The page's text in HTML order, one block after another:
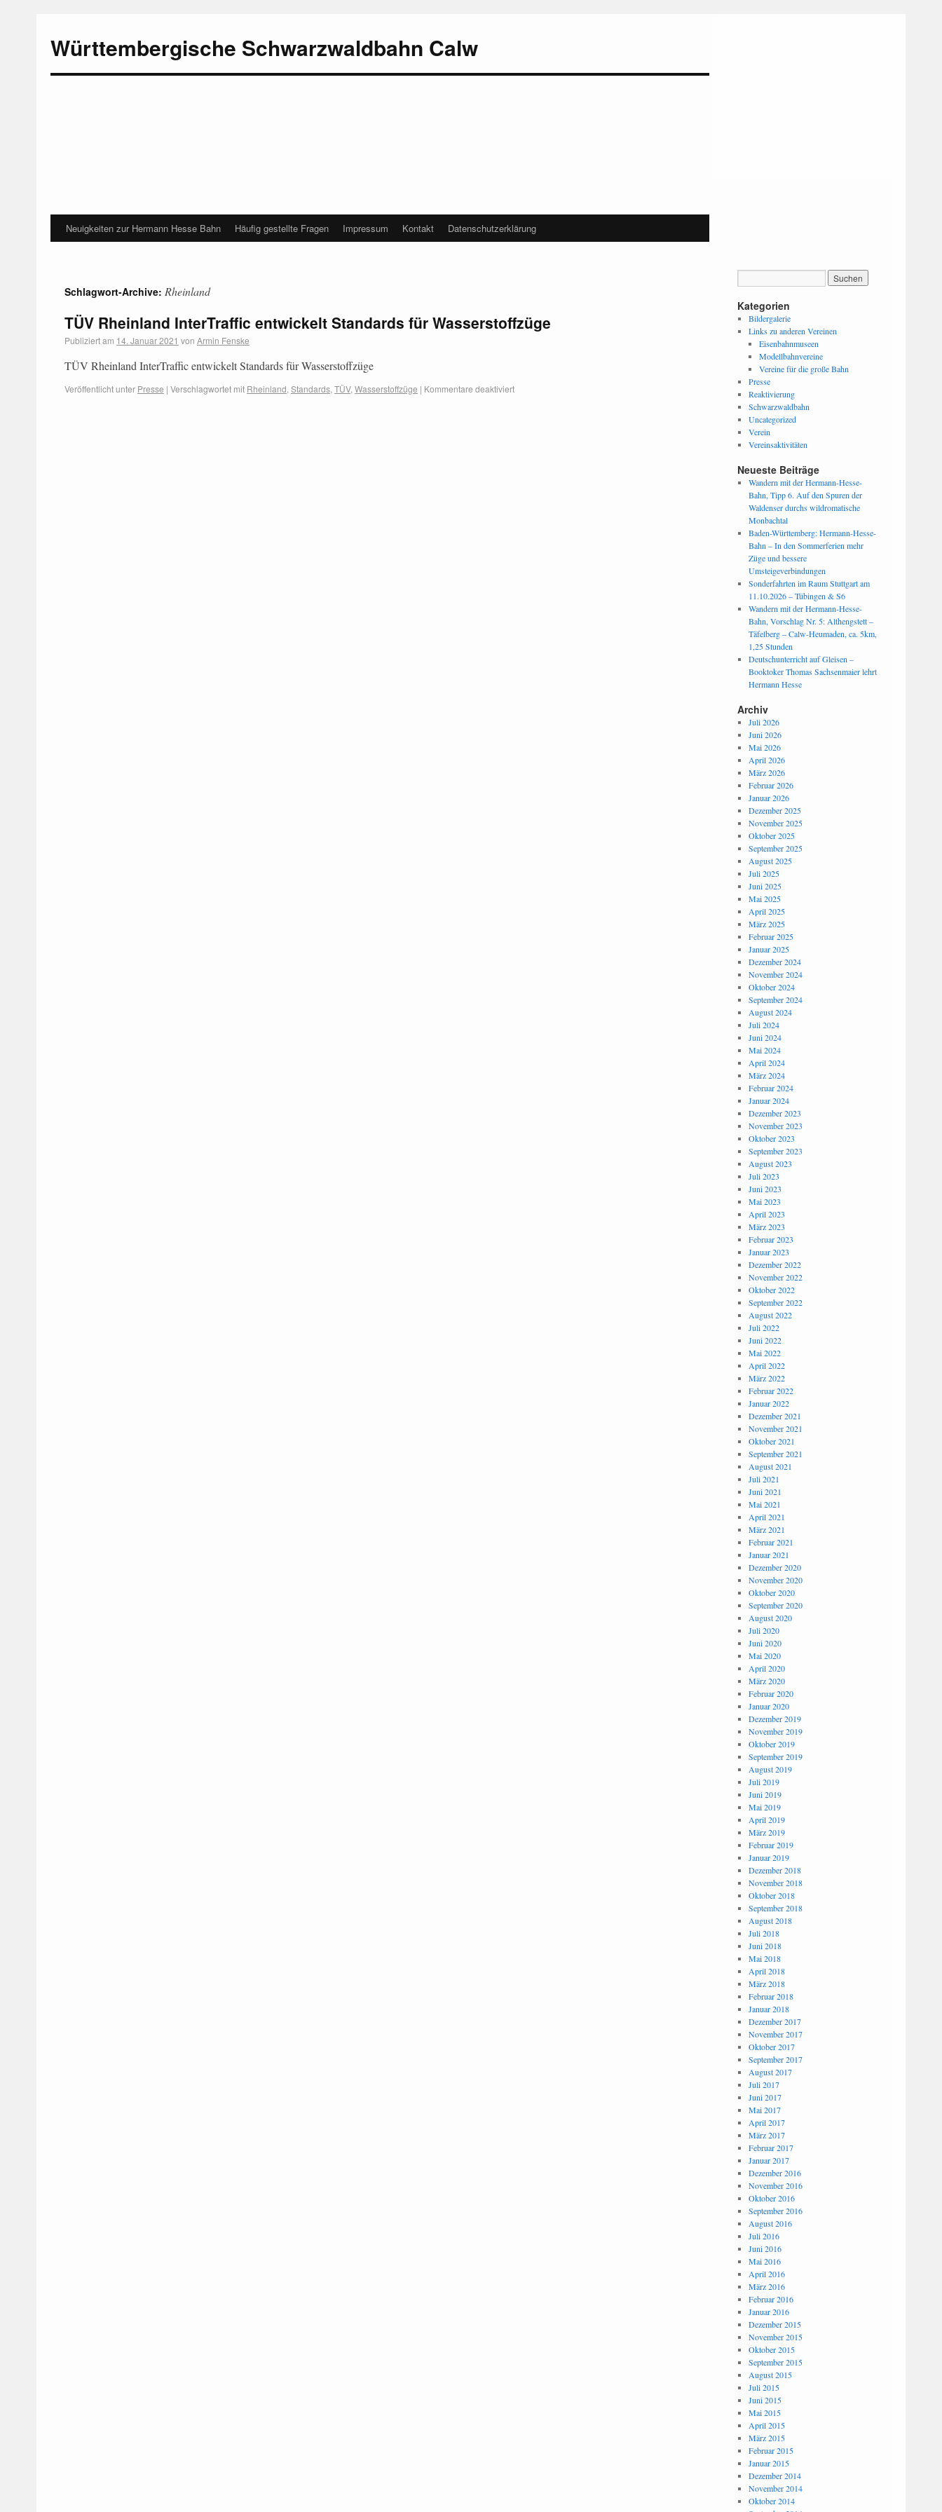
Württembergische Schwarzwaldbahn Calw
Neuigkeiten zur Hermann Hesse Bahn Häufig gestellte Fragen Impressum Kontakt Datenschutzerklärung
Schlagwort-Archive: Rheinland
TÜV Rheinland InterTraffic entwickelt Standards für Wasserstoffzüge
Publiziert am 14. Januar 2021 von Armin Fenske
TÜV Rheinland InterTraffic entwickelt Standards für Wasserstoffzüge
Veröffentlicht unter Presse | Verschlagwortet mit Rheinland, Standards, TÜV, Wasserstoffzüge | Kommentare deaktiviert
Kategorien
Bildergalerie
Links zu anderen Vereinen
Eisenbahnmuseen
Modellbahnvereine
Vereine für die große Bahn
Presse
Reaktivierung
Schwarzwaldbahn
Uncategorized
Verein
Vereinsaktivitäten
Neueste Beiträge
Wandern mit der Hermann-Hesse-
Bahn, Tipp 6. Auf den Spuren der
Waldenser durchs wildromatische
Monbachtal
Baden-Württemberg: Hermann-Hesse-
Bahn – In den Sommerferien mehr
Züge und bessere
Umsteigeverbindungen
Sonderfahrten im Raum Stuttgart am
11.10.2026 – Tübingen & S6
Wandern mit der Hermann-Hesse-
Bahn, Vorschlag Nr. 5: Althengstett –
Täfelberg – Calw-Heumaden, ca. 5km,
1,25 Stunden
Deutschunterricht auf Gleisen –
Booktoker Thomas Sachsenmaier lehrt
Hermann Hesse
Archiv
Juli 2026
Juni 2026
Mai 2026
April 2026
März 2026
Februar 2026
Januar 2026
Dezember 2025
November 2025
Oktober 2025
September 2025
August 2025
Juli 2025
Juni 2025
Mai 2025
April 2025
März 2025
Februar 2025
Januar 2025
Dezember 2024
November 2024
Oktober 2024
September 2024
August 2024
Juli 2024
Juni 2024
Mai 2024
April 2024
März 2024
Februar 2024
Januar 2024
Dezember 2023
November 2023
Oktober 2023
September 2023
August 2023
Juli 2023
Juni 2023
Mai 2023
April 2023
März 2023
Februar 2023
Januar 2023
Dezember 2022
November 2022
Oktober 2022
September 2022
August 2022
Juli 2022
Juni 2022
Mai 2022
April 2022
März 2022
Februar 2022
Januar 2022
Dezember 2021
November 2021
Oktober 2021
September 2021
August 2021
Juli 2021
Juni 2021
Mai 2021
April 2021
März 2021
Februar 2021
Januar 2021
Dezember 2020
November 2020
Oktober 2020
September 2020
August 2020
Juli 2020
Juni 2020
Mai 2020
April 2020
März 2020
Februar 2020
Januar 2020
Dezember 2019
November 2019
Oktober 2019
September 2019
August 2019
Juli 2019
Juni 2019
Mai 2019
April 2019
März 2019
Februar 2019
Januar 2019
Dezember 2018
November 2018
Oktober 2018
September 2018
August 2018
Juli 2018
Juni 2018
Mai 2018
April 2018
März 2018
Februar 2018
Januar 2018
Dezember 2017
November 2017
Oktober 2017
September 2017
August 2017
Juli 2017
Juni 2017
Mai 2017
April 2017
März 2017
Februar 2017
Januar 2017
Dezember 2016
November 2016
Oktober 2016
September 2016
August 2016
Juli 2016
Juni 2016
Mai 2016
April 2016
März 2016
Februar 2016
Januar 2016
Dezember 2015
November 2015
Oktober 2015
September 2015
August 2015
Juli 2015
Juni 2015
Mai 2015
April 2015
März 2015
Februar 2015
Januar 2015
Dezember 2014
November 2014
Oktober 2014